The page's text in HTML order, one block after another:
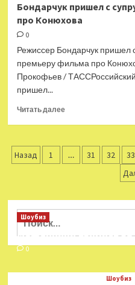
известно
о
релиза
новой
части
Бондарчук пришел с
про Конюхова
0
Режиссер Бондарчук пришел
премьеру фильма про
Прокофьев /
пришел...
Читать далееПрочитать
пришел
с
премьеру
фильма
Конюхова
Пагинация
Назад 1 … 31 32 33
Найти:
Шоубиз
Мошенники взялись за
0
Шоубиз